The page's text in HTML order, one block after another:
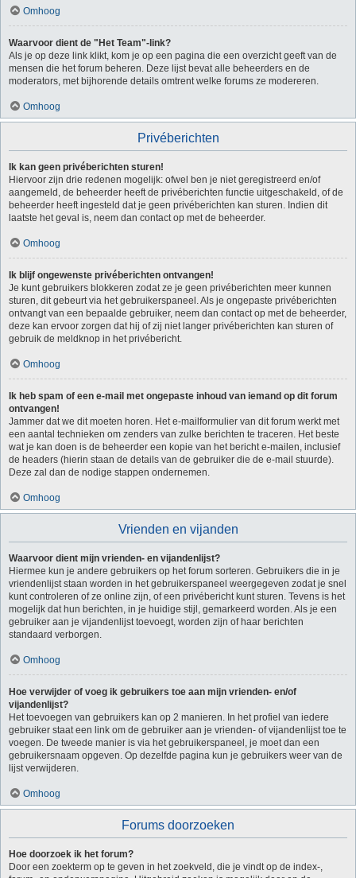
Omhoog
Waarvoor dient de "Het Team"-link?
Als je op deze link klikt, kom je op een pagina die een overzicht geeft van de
mensen die het forum beheren. Deze lijst bevat alle beheerders en de
moderators, met bijhorende details omtrent welke forums ze modereren.
Omhoog
Privéberichten
Ik kan geen privéberichten sturen!
Hiervoor zijn drie redenen mogelijk: ofwel ben je niet geregistreerd en/of
aangemeld, de beheerder heeft de privéberichten functie uitgeschakeld, of de
beheerder heeft ingesteld dat je geen privéberichten kan sturen. Indien dit
laatste het geval is, neem dan contact op met de beheerder.
Omhoog
Ik blijf ongewenste privéberichten ontvangen!
Je kunt gebruikers blokkeren zodat ze je geen privéberichten meer kunnen
sturen, dit gebeurt via het gebruikerspaneel. Als je ongepaste privéberichten
ontvangt van een bepaalde gebruiker, neem dan contact op met de beheerder,
deze kan ervoor zorgen dat hij of zij niet langer privéberichten kan sturen of
gebruik de meldknop in het privébericht.
Omhoog
Ik heb spam of een e-mail met ongepaste inhoud van iemand op dit forum
ontvangen!
Jammer dat we dit moeten horen. Het e-mailformulier van dit forum werkt met
een aantal technieken om zenders van zulke berichten te traceren. Het beste
wat je kan doen is de beheerder een kopie van het bericht e-mailen, inclusief
de headers (hierin staan de details van de gebruiker die de e-mail stuurde).
Deze zal dan de nodige stappen ondernemen.
Omhoog
Vrienden en vijanden
Waarvoor dient mijn vrienden- en vijandenlijst?
Hiermee kun je andere gebruikers op het forum sorteren. Gebruikers die in je
vriendenlijst staan worden in het gebruikerspaneel weergegeven zodat je snel
kunt controleren of ze online zijn, of een privébericht kunt sturen. Tevens is het
mogelijk dat hun berichten, in je huidige stijl, gemarkeerd worden. Als je een
gebruiker aan je vijandenlijst toevoegt, worden zijn of haar berichten
standaard verborgen.
Omhoog
Hoe verwijder of voeg ik gebruikers toe aan mijn vrienden- en/of
vijandenlijst?
Het toevoegen van gebruikers kan op 2 manieren. In het profiel van iedere
gebruiker staat een link om de gebruiker aan je vrienden- of vijandenlijst toe te
voegen. De tweede manier is via het gebruikerspaneel, je moet dan een
gebruikersnaam opgeven. Op dezelfde pagina kun je gebruikers weer van de
lijst verwijderen.
Omhoog
Forums doorzoeken
Hoe doorzoek ik het forum?
Door een zoekterm op te geven in het zoekveld, die je vindt op de index-,